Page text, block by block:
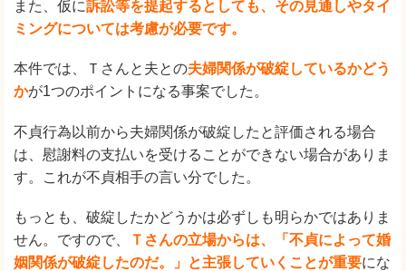
また、仮に訴訟等を提起するとしても、その見通しやタイ
ミングについては考慮が必要です。
本件では、Ｔさんと夫との夫婦関係が破綻しているかどう
かが1つのポイントになる事案でした。
不貞行為以前から夫婦関係が破綻したと評価される場合
は、慰謝料の支払いを受けることができない場合がありま
す。これが不貞相手の言い分でした。
もっとも、破綻したかどうかは必ずしも明らかではありま
せん。ですので、
Ｔさんの立場からは、「不貞によって婚
姻関係が破綻したのだ。」と主張していくことが重要にな